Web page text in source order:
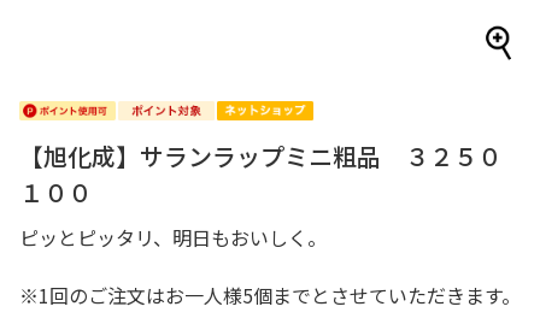
【旭化成】サランラップミニ粗品 ３２５０
１００
ピッとピッタリ、明日もおいしく。
※1回のご注文はお一人様5個までとさせていただきます。